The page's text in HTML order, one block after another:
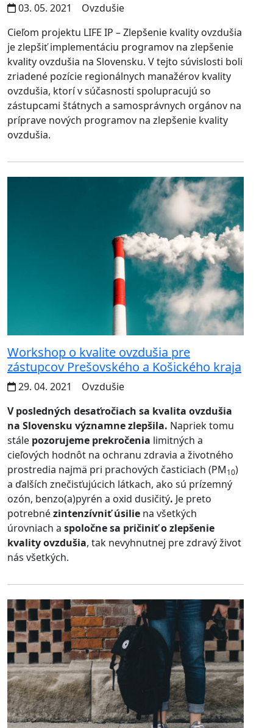
03. 05. 2021
Ovzdušie
Cieľom projektu LIFE IP – Zlepšenie kvality ovzdušia
je zlepšiť implementáciu programov na zlepšenie
kvality ovzdušia na Slovensku. V tejto súvislosti boli
zriadené pozície regionálnych manažérov kvality
ovzdušia, ktorí v súčasnosti spolupracujú so
zástupcami štátnych a samosprávnych orgánov na
príprave nových programov na zlepšenie kvality
ovzdušia.
Workshop o kvalite ovzdušia pre
zástupcov Prešovského a Košického kraja
29. 04. 2021
Ovzdušie
V posledných desaťročiach sa kvalita ovzdušia
na Slovensku významne zlepšila. Napriek tomu
stále pozorujeme prekročenia limitných a
cieľových hodnôt na ochranu zdravia a životného
prostredia najmä pri prachových časticiach (PM10)
a ďalších znečisťujúcich látkach, ako sú prízemný
ozón, benzo(a)pyrén a oxid dusičitý. Je preto
potrebnézintenzívniť úsilie na všetkých
úrovniach a spoločne sa pričiniť o zlepšenie
kvality ovzdušia, tak nevyhnutnej pre zdravý život
nás všetkých.